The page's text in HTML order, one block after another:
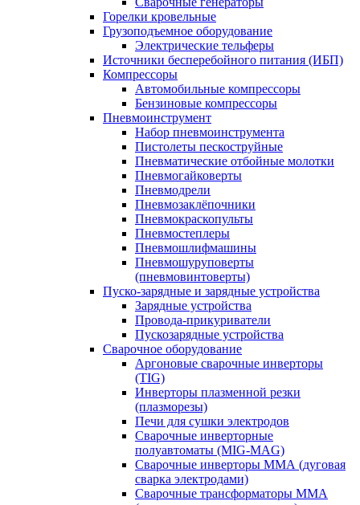
Горелки кровельные
Грузоподъемное оборудование
Электрические тельферы
Источники бесперебойного питания (ИБП)
Компрессоры
Автомобильные компрессоры
Бензиновые компрессоры
Пневмоинструмент
Набор пневмоинструмента
Пистолеты пескоструйные
Пневматические отбойные молотки
Пневмогайковерты
Пневмодрели
Пневмозаклёпочники
Пневмокраскопульты
Пневмостеплеры
Пневмошлифмашины
Пневмошуруповерты
(пневмовинтоверты)
Пуско-зарядные и зарядные устройства
Зарядные устройства
Провода-прикуриватели
Пускозарядные устройства
Сварочное оборудование
Аргоновые сварочные инверторы
(TIG)
Инверторы плазменной резки
(плазморезы)
Печи для сушки электродов
Сварочные инверторные
полуавтоматы (MIG-MAG)
Сварочные инверторы ММА (дуговая
сварка электродами)
Сварочные трансформаторы ММА